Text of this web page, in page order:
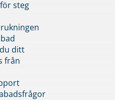
steg
ditt
från